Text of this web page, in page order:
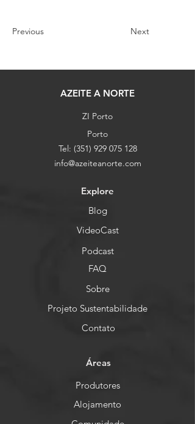
Previous Next
AZEITE A NORTE
ZI Porto
Porto
Tel: (351) 929 075 128
info@azeiteanorte.com
Explore
Blog
VideoCast
Podcast
FAQ
Sobre
Projeto Sustentabilidade
Contato
Áreas
Produtores
Alojamento